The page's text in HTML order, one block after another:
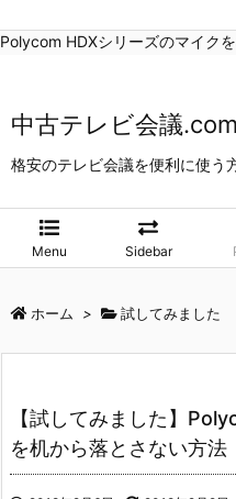
Polycom HDXシリーズのマイク
中古テレビ会議
格安のテレビ会議を便利に使う
Menu Sidebar
ホーム > 試してみました
【試してみました】
を机から落とさない方法